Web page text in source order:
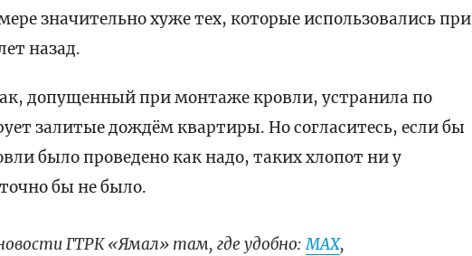
значительно хуже тех, которые использовались при
назад.
допущенный при монтаже кровли, устранила по
залитые дождём квартиры. Но согласитесь, если бы
было проведено как надо, таких хлопот ни у
бы не было.
ГТРК «Ямал» там, где удобно:МАХ,